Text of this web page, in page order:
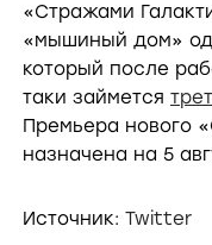
«Стражами
«мышиный дом»
который после
таки займется
Премьера нового
назначена на 5
Источник: Twitter